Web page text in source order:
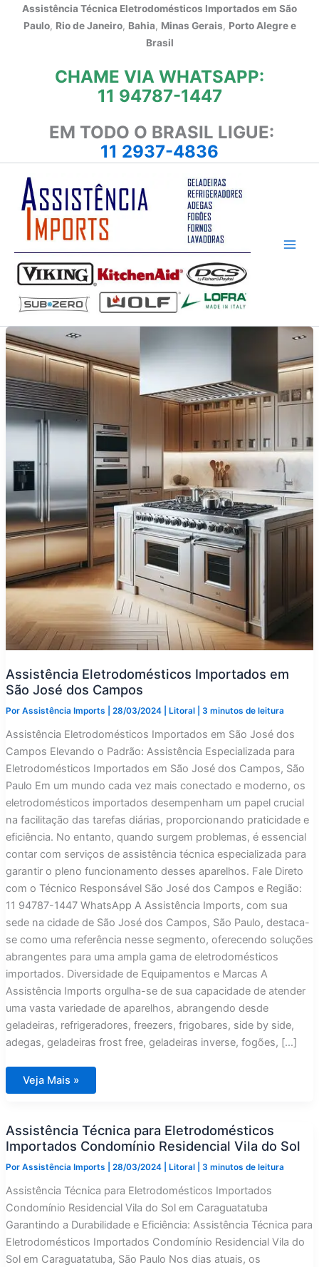
Assistência Técnica Eletrodomésticos Importados em São
Paulo, Rio de Janeiro, Bahia, Minas Gerais, Porto Alegre e
Brasil
CHAME VIA WHATSAPP:
11 94787-1447
EM TODO O BRASIL LIGUE:
11 2937-4836
Assistência Eletrodomésticos Importados em
São José dos Campos
Por Assistência Imports 28/03/2024 Litoral| 3 minutos de leitura
Assistência Eletrodomésticos Importados em São José dos
Campos Elevando o Padrão: Assistência Especializada para
Eletrodomésticos Importados em São José dos Campos, São
Paulo Em um mundo cada vez mais conectado e moderno, os
eletrodomésticos importados desempenham um papel crucial
na facilitação das tarefas diárias, proporcionando praticidade e
eficiência. No entanto, quando surgem problemas, é essencial
contar com serviços de assistência técnica especializada para
garantir o pleno funcionamento desses aparelhos. Fale Direto
com o Técnico Responsável São José dos Campos e Região:
11 94787-1447 WhatsApp A Assistência Imports, com sua
sede na cidade de São José dos Campos, São Paulo, destaca-
se como uma referência nesse segmento, oferecendo soluções
abrangentes para uma ampla gama de eletrodomésticos
importados. Diversidade de Equipamentos e Marcas A
Assistência Imports orgulha-se de sua capacidade de atender
uma vasta variedade de aparelhos, abrangendo desde
geladeiras, refrigeradores, freezers, frigobares, side by side,
adegas, geladeiras frost free, geladeiras inverse, fogões, […]
Assistência
Eletrodomésticos
José
dos
Campos
Veja Mais »
Assistência Técnica para Eletrodomésticos
Importados Condomínio Residencial Vila do Sol
Por Assistência Imports 28/03/2024 Litoral| 3 minutos de leitura
Assistência Técnica para Eletrodomésticos Importados
Condomínio Residencial Vila do Sol em Caraguatatuba
Garantindo a Durabilidade e Eficiência: Assistência Técnica para
Eletrodomésticos Importados Condomínio Residencial Vila do
Sol em Caraguatatuba, São Paulo Nos dias atuais, os